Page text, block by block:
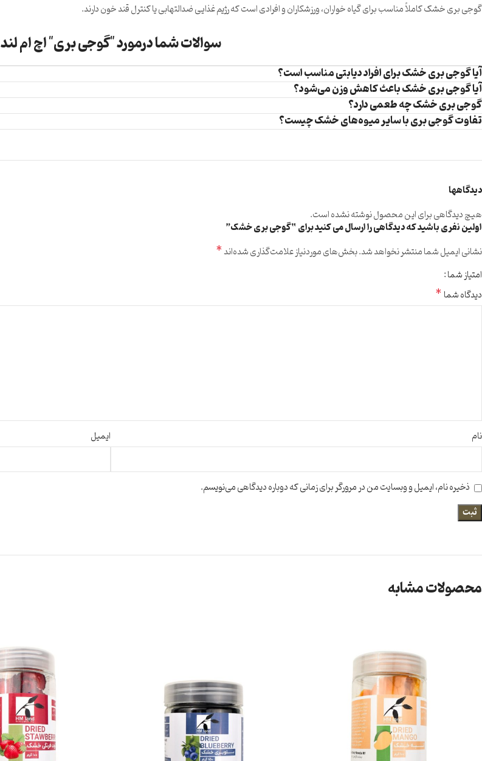
گوجی بری خشک کاملاً مناسب برای گیاه خواران، ورزشکاران و افرادی است که رژیم غذایی ضدالتهابی یا کنترل قند خون دارند.
سوالات شما درمورد "گوجی بری" اچ ام لند
آیا گوجی بری خشک برای افراد دیابتی مناسب است؟
آیا گوجی بری خشک باعث کاهش وزن می‌شود؟
گوجی بری خشک چه طعمی دارد؟
تفاوت گوجی بری با سایر میوه‌های خشک چیست؟
دیدگاهها
هیچ دیدگاهی برای این محصول نوشته نشده است.
اولین نفری باشید که دیدگاهی را ارسال می کنید برای “گوجی بری خشک”
نشانی ایمیل شما منتشر نخواهد شد.بخش‌های موردنیاز علامت‌گذاری شده‌اند*
امتیاز شما
دیدگاه شما*
نام ایمیل
ذخیره نام، ایمیل و وبسایت من در مرورگر برای زمانی که دوباره دیدگاهی می‌نویسم.
محصولات مشابه